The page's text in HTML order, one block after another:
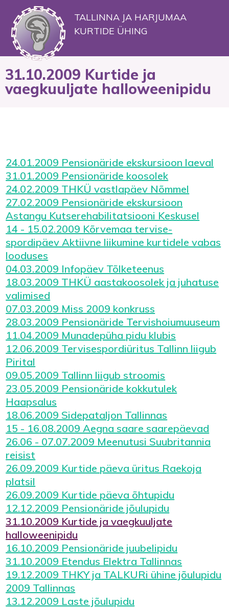
TALLINNA JA HARJUMAA
KURTIDE ÜHING
31.10.2009 Kurtide ja
vaegkuuljate halloweenipidu
24.01.2009 Pensionäride ekskursioon laeval
31.01.2009 Pensionäride koosolek
24.02.2009 THKÜ vastlapäev Nõmmel
27.02.2009 Pensionäride ekskursioon
Astangu Kutserehabilitatsiooni Keskusel
14 - 15.02.2009 Kõrvemaa tervise-
spordipäev Aktiivne liikumine kurtidele vabas
looduses
04.03.2009 Infopäev Tõlketeenus
18.03.2009 THKÜ aastakoosolek ja juhatuse
valimised
07.03.2009 Miss 2009 konkruss
28.03.2009 Pensionäride Tervishoiumuuseum
11.04.2009 Munadepüha pidu klubis
12.06.2009 Tervisespordiüritus Tallinn liigub
Pirital
09.05.2009 Tallinn liigub stroomis
23.05.2009 Pensionäride kokkutulek
Haapsalus
18.06.2009 Sidepataljon Tallinnas
15 - 16.08.2009 Aegna saare saarepäevad
26.06 - 07.07.2009 Meenutusi Suubritannia
reisist
26.09.2009 Kurtide päeva üritus Raekoja
platsil
26.09.2009 Kurtide päeva õhtupidu
12.12.2009 Pensionäride jõulupidu
31.10.2009 Kurtide ja vaegkuuljate
halloweenipidu
16.10.2009 Pensionäride juubelipidu
31.10.2009 Etendus Elektra Tallinnas
19.12.2009 THKY ja TALKURi ühine jõulupidu
2009 Tallinnas
13.12.2009 Laste jõulupidu